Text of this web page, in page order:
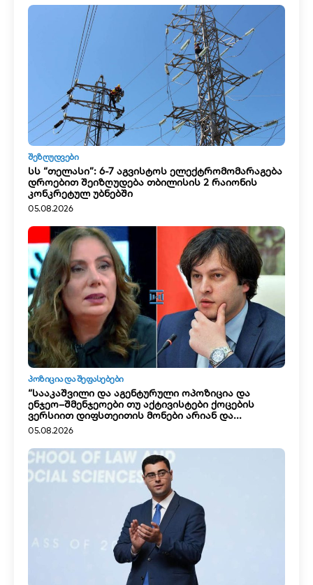
ᲨᲔᲖᲦᲣᲓᲕᲔᲑᲘ
სს “თელასი”: 6-7 აგვისტოს ელექტრომომარაგება
დროებით შეიზღუდება თბილისის 2 რაიონის
კონკრეტულ უბნებში
05.08.2026
ᲞᲝᲖᲘᲪᲘᲐ ᲓᲐ ᲨᲔᲤᲐᲡᲔᲑᲔᲑᲘ
“სააკაშვილი და აგენტურული ოპოზიცია და
ენჯეო–შმენჯეოები თუ აქტივისტები ქოცების
ვერსიით დიფსთეითის მონები არიან და...
05.08.2026